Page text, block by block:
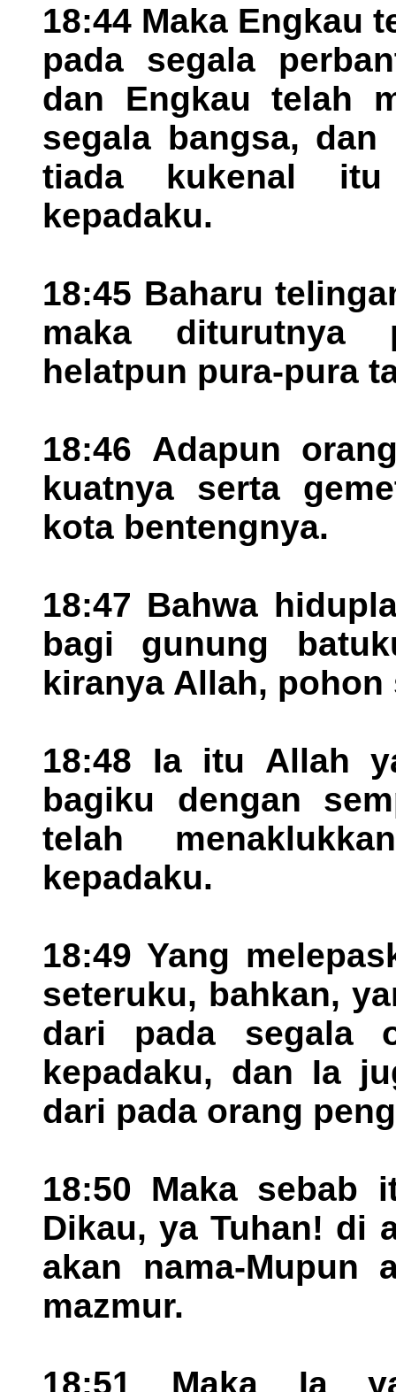
18:44 Maka Engkau
pada segala
dan Engkau telah
segala bangsa,
tiada kukenal
kepadaku.
18:45 Baharu
maka diturutnya
helatpun pura-pura
18:46 Adapun
kuatnya serta
kota bentengnya.
18:47 Bahwa
bagi gunung
kiranya Allah, pohon
18:48 Ia itu Allah
bagiku dengan
telah
kepadaku.
18:49 Yang
seteruku, bahkan,
dari pada segala
kepadaku, dan Ia
dari pada orang
18:50 Maka sebab
Dikau, ya Tuhan! di
akan nama-Mupun
mazmur.
18:51 Maka Ia